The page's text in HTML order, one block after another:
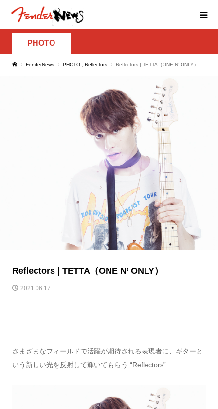
PHOTO
FenderNews PHOTO Reflectors Reflectors | TETTA（ONE N’ ONLY）
Reflectors | TETTA（ONE N’ ONLY）
2021.06.17
さまざまなフィールドで活躍が期待される表現者に、ギターと
いう新しい光を反射して輝いてもらう “Reflectors”